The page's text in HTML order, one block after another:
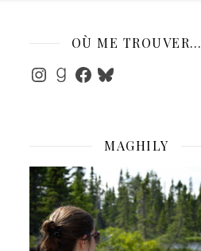
OÙ ME TROUVER…
Instagram
Goodreads
Facebook
Bluesky
MAGHILY